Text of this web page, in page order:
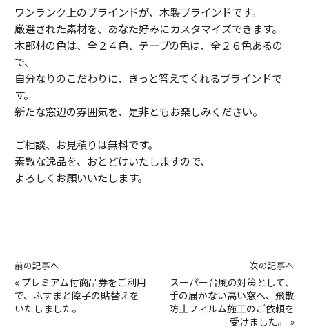
ワンランク上のブラインドが、木製ブラインドです。
厳選された素材を、あなた好みにカスタマイズできます。
木部材の色は、全２４色、テープの色は、全２６色あるの
で、
自分なりのこだわりに、きっと答えてくれるブラインドで
す。
新たな窓辺の雰囲気を、是非ともお楽しみください。
ご相談、お見積りは無料です。
素敵な逸品を、おとどけいたしますので、
よろしくお願いいたします。
前の記事へ
« プレミアム付商品券をご利用
で、ふすまと障子の貼替えを
いたしました。
次の記事へ
スーパー台風の対策として、
手の届かない高い窓へ、飛散
防止フィルム施工のご依頼を
受けました。
»